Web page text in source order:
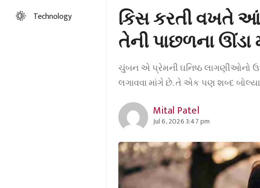
Technology
કિસ કરતી વખતે
તેની પાછળના ઊંડા
ચુંબન એ પ્રેમની ઘનિષ્ઠ લાગણીઓનો
લગાવવા માંગે છે. તે એક પણ શબ્દ
Mital Patel
Jul 6, 2026 3:47 pm